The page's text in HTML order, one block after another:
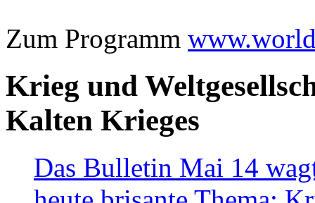
Zum Programm
Krieg und
Kalten Krieges
Das Bulletin Mai 14